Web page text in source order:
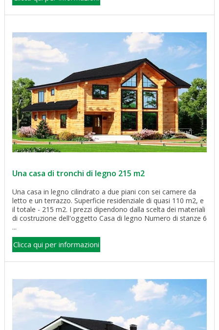
Una casa di tronchi di legno 215 m2
Una casa in legno cilindrato a due piani con sei camere da
letto e un terrazzo. Superficie residenziale di quasi 110 m2, e
il totale - 215 m2. I prezzi dipendono dalla scelta dei materiali
di costruzione dell'oggetto Casa di legno Numero di stanze 6
...
Clicca qui per informazioni